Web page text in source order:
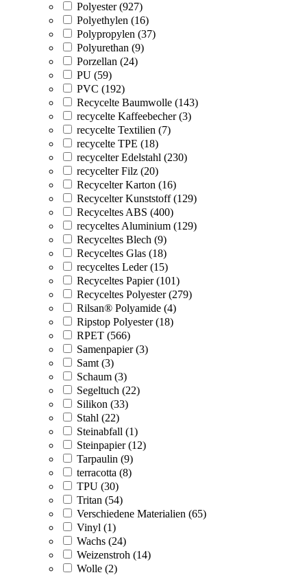
Polyester (927)
Polyethylen (16)
Polypropylen (37)
Polyurethan (9)
Porzellan (24)
PU (59)
PVC (192)
Recycelte Baumwolle (143)
recycelte Kaffeebecher (3)
recycelte Textilien (7)
recycelte TPE (18)
recycelter Edelstahl (230)
recycelter Filz (20)
Recycelter Karton (16)
Recycelter Kunststoff (129)
Recyceltes ABS (400)
recyceltes Aluminium (129)
Recyceltes Blech (9)
Recyceltes Glas (18)
recyceltes Leder (15)
Recyceltes Papier (101)
Recyceltes Polyester (279)
Rilsan® Polyamide (4)
Ripstop Polyester (18)
RPET (566)
Samenpapier (3)
Samt (3)
Schaum (3)
Segeltuch (22)
Silikon (33)
Stahl (22)
Steinabfall (1)
Steinpapier (12)
Tarpaulin (9)
terracotta (8)
TPU (30)
Tritan (54)
Verschiedene Materialien (65)
Vinyl (1)
Wachs (24)
Weizenstroh (14)
Wolle (2)